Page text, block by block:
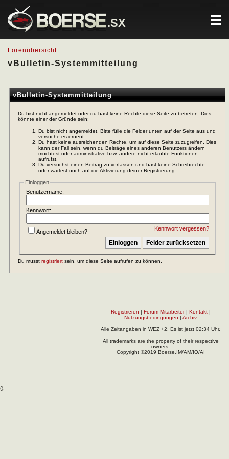
.SX
Forenübersicht
vBulletin-Systemmitteilung
vBulletin-Systemmitteilung
Du bist nicht angemeldet oder du hast keine Rechte diese Seite zu betreten. Dies
könnte einer der Gründe sein:
Du bist nicht angemeldet. Bitte fülle die Felder unten auf der Seite aus und
versuche es erneut.
Du hast keine ausreichenden Rechte, um auf diese Seite zuzugreifen. Dies
kann der Fall sein, wenn du Beiträge eines anderen Benutzers ändern
möchtest oder administrative bzw. andere nicht erlaubte Funktionen
aufrufst.
Du versuchst einen Beitrag zu verfassen und hast keine Schreibrechte
oder wartest noch auf die Aktivierung deiner Registrierung.
Einloggen
Benutzername:
Kennwort:
Kennwort vergessen?
Angemeldet bleiben?
Du musst registriert sein, um diese Seite aufrufen zu können.
Registrieren | Forum-Mitarbeiter| Kontakt|
Nutzungsbedingungen | Archiv
Alle Zeitangaben in WEZ +2. Es ist jetzt 02:34 Uhr.
All trademarks are the property of their respective
owners.
Copyright ©2019 Boerse.IM/AM/IO/AI
().